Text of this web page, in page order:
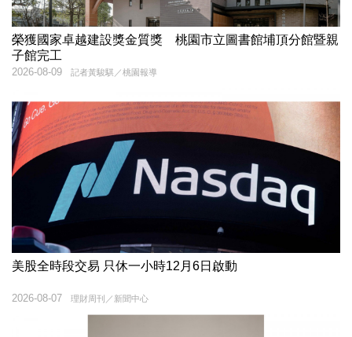
榮獲國家卓越建設獎金質獎 桃園市立圖書館埔頂分館暨親
子館完工
記者黃駿騏／桃園報導
2026-08-09
美股全時段交易 只休一小時12月6日啟動
理財周刊／新聞中心
2026-08-07